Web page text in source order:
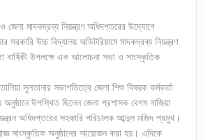
জেলা মাদকদ্রব্য নিয়ন্ত্রণ অধিদপ্তরের উদ্যোগে
সরকারি উচ্চ বিদ্যালয় অডিটরিয়ামে মাদকদ্রব্য নিয়ন্ত্রণ
বার্ষিকী উপলক্ষে এক আলোচনা সভা ও সাংস্কৃতিক
সুলতানার সভাপতিত্বে জেলা শিশু বিষয়ক কর্মকর্তা
অনুষ্ঠানে উপস্থিত ছিলেন জেলা প্রশাসক বেগম নাজিয়া
অধিদপ্তরের সহকারি পরিচালক আব্দুল মজিদ প্রমুখ।
সাংস্কৃতিক অনুষ্ঠানের আয়োজন করা হয়। এদিকে